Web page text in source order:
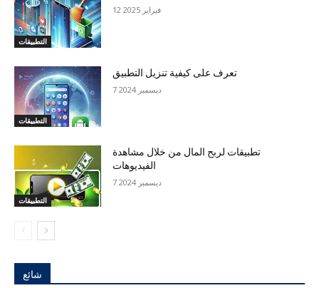
التطبيقات
12 فبراير 2025
التطبيقات
تعرف على كيفية تنزيل التطبيق
7 ديسمبر 2024
التطبيقات
تطبيقات لربح المال من خلال مشاهدة
الفيديوهات
7 ديسمبر 2024
شائع